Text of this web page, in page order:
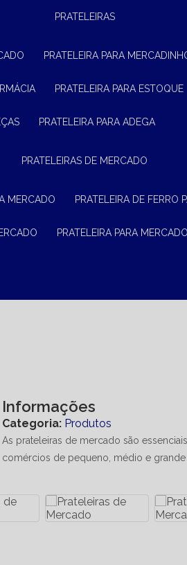
PRATELEIRAS
PRATELEIRA PARA
PRATELEIRA PARA ESTOQUE
PRATELEIRA PARA ADEGA
PRATELEIRAS DE MERCADO
MERCADO PRATELEIRA DE FERRO
PRATELEIRA PARA MERCADO
Informações
Categoria: Produtos
As prateleiras de mercado são
comércios de pequeno, médio e grande